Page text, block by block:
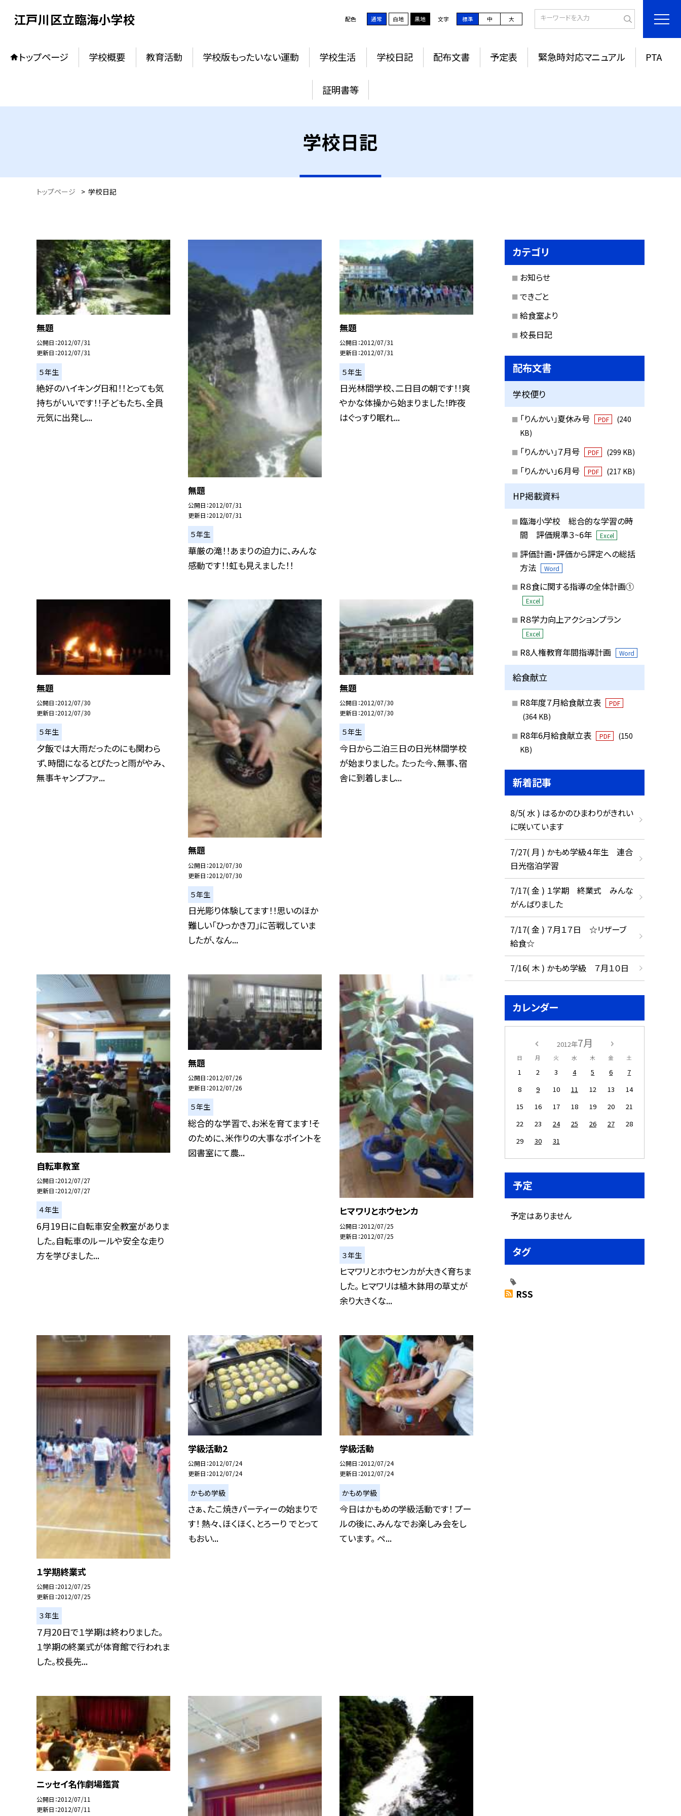
江戸川区立臨海小学校 配色 通常 白地 黒地 文字 標準 中 大
トップページ 学校概要 教育活動 学校版もったいない運動 学校生活 学校日記 配布文書 予定表 緊急時対応マニュアル PTA
証明書等
学校日記
トップページ > 学校日記
無題
公開日 2012/07/31
更新日 2012/07/31
５年生
絶好のハイキング日和！！とっても気
持ちがいいです！！子どもたち、全員
元気に出発し...
無題
公開日 2012/07/31
更新日 2012/07/31
５年生
華厳の滝！！あまりの迫力に、みんな
感動です！！虹も見えました！！
無題
公開日 2012/07/31
更新日 2012/07/31
５年生
日光林間学校、二日目の朝です！！爽
やかな体操から始まりました！昨夜
はぐっすり眠れ...
無題
公開日 2012/07/30
更新日 2012/07/30
５年生
夕飯では大雨だったのにも関わら
ず、時間になるとぴたっと雨がやみ、
無事キャンプファ...
無題
公開日 2012/07/30
更新日 2012/07/30
５年生
日光彫り体験してます！！思いのほか
難しい「ひっかき刀」に苦戦していま
したが、なん...
無題
公開日 2012/07/30
更新日 2012/07/30
５年生
今日から二泊三日の日光林間学校
が始まりました。 たった今、無事、宿
舎に到着しまし...
自転車教室
公開日 2012/07/27
更新日 2012/07/27
４年生
6月19日に自転車安全教室がありま
した。自転車のルールや安全な走り
方を学びました...
無題
公開日 2012/07/26
更新日 2012/07/26
５年生
総合的な学習で、お米を育てます！そ
のために、米作りの大事なポイントを
図書室にて農...
ヒマワリとホウセンカ
公開日 2012/07/25
更新日 2012/07/25
３年生
ヒマワリとホウセンカが大きく育ちま
した。 ヒマワリは植木鉢用の草丈が
余り大きくな...
１学期終業式
公開日 2012/07/25
更新日 2012/07/25
３年生
７月20日で１学期は終わりました。
１学期の終業式が体育館で行われま
した。校長先...
学級活動2
公開日 2012/07/24
更新日 2012/07/24
かもめ学級
さぁ、たこ焼きパーティーの始まりで
す！ 熱々、ほくほく、とろーり でとって
もおい...
学級活動
公開日 2012/07/24
更新日 2012/07/24
かもめ学級
今日はかもめの学級活動です！ プー
ルの後に、みんなでお楽しみ会をし
ています。 ペ...
ニッセイ名作劇場鑑賞
公開日 2012/07/11
更新日 2012/07/11
カテゴリ
お知らせ
できごと
給食室より
校長日記
配布文書
学校便り
「りんかい」夏休み号 PDF
(240
KB)
「りんかい」７月号 PDF (299 KB)
「りんかい」６月号 PDF (217 KB)
HP掲載資料
臨海小学校 総合的な学習の時
間 評価規準３~6年
Excel
評価計画・評価から評定への総括
方法
Word
R８食に関する指導の全体計画①
Excel
R８学力向上アクションプラン
Excel
R8人権教育年間指導計画 Word
給食献立
R8年度７月給食献立表 PDF
(364 KB)
R8年6月給食献立表 PDF
(150
KB)
新着記事
8/5( 水 ) はるかのひまわりがきれい
に咲いています
7/27( 月 ) かもめ学級４年生 連合
日光宿泊学習
7/17( 金 ) １学期 終業式 みんな
がんばりました
7/17( 金 ) ７月１７日 ☆リザーブ
給食☆
7/16( 木 ) かもめ学級 ７月１０日
カレンダー
2012年7月
日 月 火 水 木 金 土
1 2 3 4 5 6
7
8
9 10 11 12 13
14
15
16 17 18 19 20
21
22
23 24 25 26 27
28
29
30 31
予定
予定はありません
タグ
RSS